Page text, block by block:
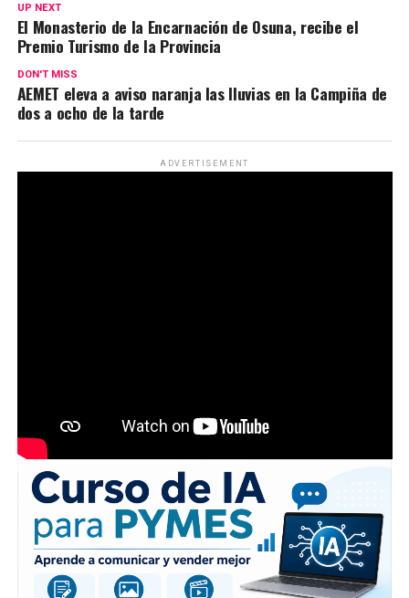
UP NEXT
El Monasterio de la Encarnación de Osuna, recibe el
Premio Turismo de la Provincia
DON'T MISS
AEMET eleva a aviso naranja las lluvias en la Campiña de
dos a ocho de la tarde
ADVERTISEMENT